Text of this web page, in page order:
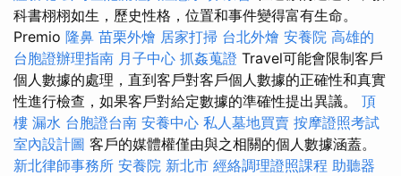
科書栩栩如生，歷史性格，位置和事件變得富有生命。
Premio 隆鼻 苗栗外燴 居家打掃 台北外燴 安養院 高雄的
台胞證辦理指南 月子中心 抓姦蒐證 Travel可能會限制客戶
個人數據的處理，直到客戶對客戶個人數據的正確性和真實
性進行檢查，如果客戶對給定數據的準確性提出異議。 頂
樓 漏水 台胞證台南 安養中心 私人墓地買賣 按摩證照考試
室內設計圖 客戶的媒體權僅由與之相關的個人數據涵蓋。
新北律師事務所 安養院 新北市 經絡調理證照課程 助聽器